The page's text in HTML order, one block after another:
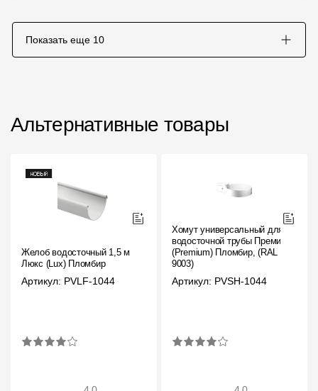
Показать еще 10
Альтернативные товары
Желоб водосточный 1,5 м
Люкс (Lux) Пломбир
Артикул: PVLF-1044
Хомут универсальный для
водосточной трубы Премиум
(Premium) Пломбир, (RAL
9003)
Артикул: PVSH-1044